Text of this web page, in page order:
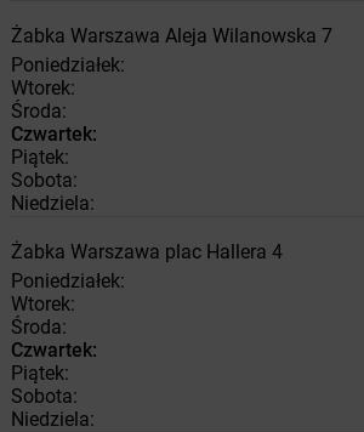
Żabka Warszawa Aleja Wilanowska 7
Poniedziałek:
Wtorek:
Środa:
Czwartek:
Piątek:
Sobota:
Niedziela:
Żabka Warszawa plac Hallera 4
Poniedziałek:
Wtorek:
Środa:
Czwartek:
Piątek:
Sobota:
Niedziela: